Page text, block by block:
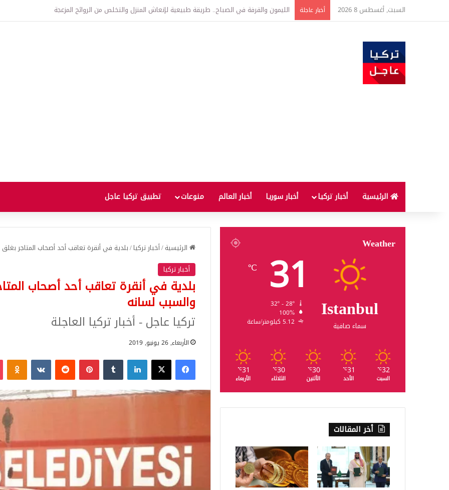
السبت, أغسطس 8 2026 أخبار عاجلة تفاصيل جديدة بعد توقيع اتفاقية الدفاع بين تركيا والسعودية وباكستان.. ما الهدف من التحالف الثلاثي؟
الرئيسية أخبار تركيا أخبار سوريا أخبار العالم منوعات تطبيق تركيا عاجل
الرئيسية/أخبار تركيا/بلدية في أنقرة تعاقب أحد أصحاب المتاجر بغلق متجره لمدة 15
أخبار تركيا
والسبب لسانه
تركيا عاجل - أخبار تركيا العاجلة
الأربعاء, 26 يونيو, 2019
فيسبوك‫X لينكدإن بينتيريست
Weather
Istanbul
سماء صافية
31
℃
100%
5.12 كيلومتر/ساعة
32
℃
السبت
31
℃
الأحد
30
℃
الأثنين
30
℃
الثلاثاء
31
℃
الأربعاء
أخر المقالات